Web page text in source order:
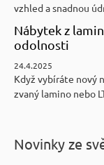
vzhled a snadnou
Nábytek z
odolnosti
24.4.2025
Když vybíráte nový
zvaný lamino nebo
Novinky ze